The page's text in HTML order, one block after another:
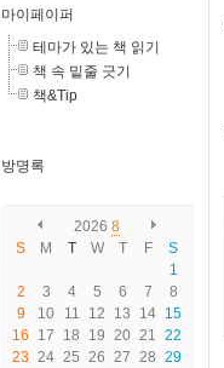
마이페이퍼
테마가 있는 책 읽기
책 속 밑줄 긋기
책&Tip
방명록
2026 8
S
M T W T F
S
1
2
3 4 5 6 7
8
9
10 11 12 13 14 15
16
17 18 19 20 21 22
23 24 25 26 27 28 29